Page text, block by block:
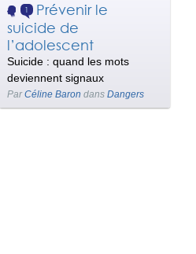
1
Prévenir le
suicide de
l’adolescent
Suicide : quand les mots
deviennent signaux
ParCéline Baron dans Dangers